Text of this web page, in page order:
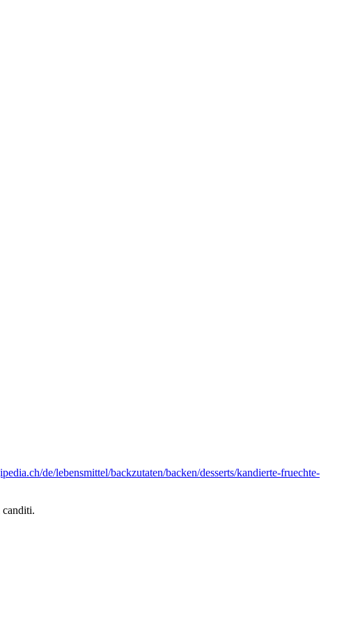
de/lebensmittel/backzutaten/backen/desserts/kandierte-fruechte-
canditi.